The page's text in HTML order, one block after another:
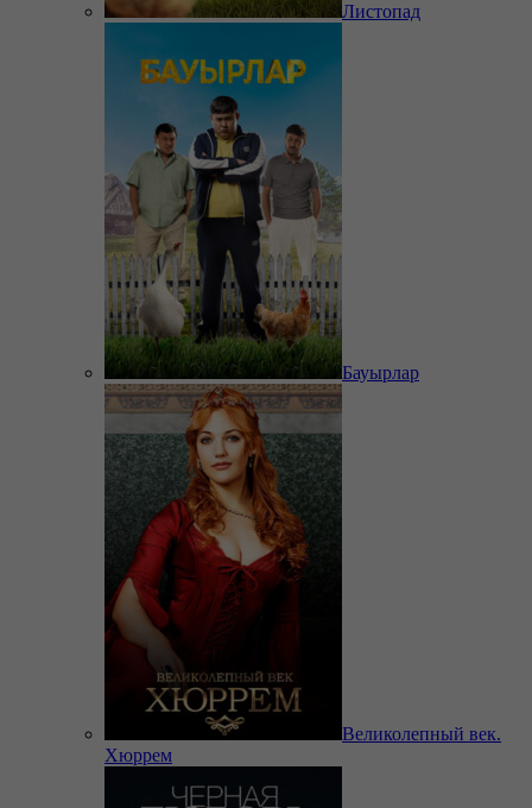
Листопад
Бауырлар
Великолепный век.
Хюррем